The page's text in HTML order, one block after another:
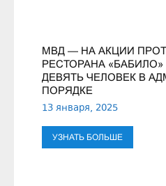
МВД — НА АКЦИИ
РЕСТОРАНА
ДЕВЯТЬ ЧЕЛОВЕК В
ПОРЯДКЕ
13 января, 2025
УЗНАТЬ БОЛЬШЕ